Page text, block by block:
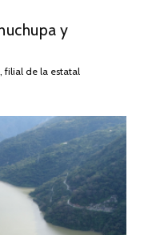
y
filial de la estatal